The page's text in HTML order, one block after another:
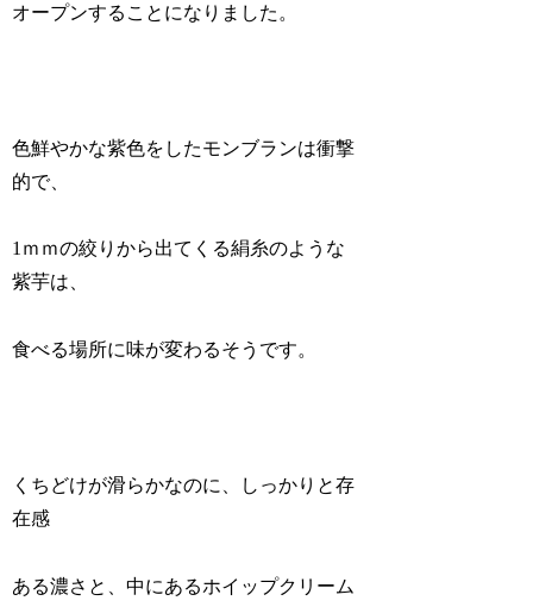
オープンすることになりました。
色鮮やかな紫色をしたモンブランは衝撃
的で、
1ｍｍの絞りから出てくる絹糸のような
紫芋は、
食べる場所に味が変わるそうです。
くちどけが滑らかなのに、しっかりと存
在感
ある濃さと、中にあるホイップクリーム